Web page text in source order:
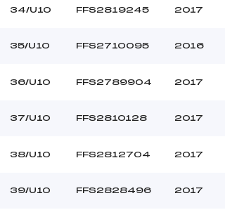
34/U10 FFS2819245 2017
35/U10 FFS2710095 2016
36/U10 FFS2789904 2017
37/U10 FFS2810128 2017
38/U10 FFS2812704 2017
39/U10 FFS2828496 2017